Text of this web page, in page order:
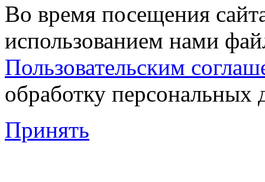
Во время посещения
использованием нами
Пользовательским
обработку персональных
Принять